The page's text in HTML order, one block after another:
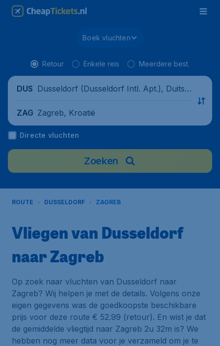
Boek vluchten
Retour Enkele reis Meerdere best.
DUS Dusseldorf (Dusseldorf Intl. Apt.), Duitsla
ZAG Zagreb, Kroatië
Directe vluchten
Zoeken
ROUTE DUSSELDORF ZAGREB
Vliegen van Dusseldorf
naar Zagreb
Op zoek naar vluchten van Dusseldorf naar
Zagreb? Wij helpen je met de details. Volgens onze
eigen gegevens was de goedkoopste beschikbare
prijs voor deze route € 52.99 (retour). En wist je dat
de gemiddelde vliegtijd naar Zagreb 2u 32m is? We
hebben nog meer data voor je verzameld om je te